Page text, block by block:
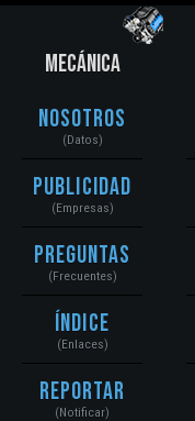
MECÁNICA
Nosotros
(Datos)
Publicidad
(Empresas)
Preguntas
(Frecuentes)
Índice
(Enlaces)
Reportar
(Notificar)